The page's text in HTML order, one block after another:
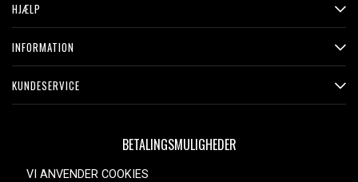
HJÆLP
INFORMATION
KUNDESERVICE
BETALINGSMULIGHEDER
VI ANVENDER COOKIES